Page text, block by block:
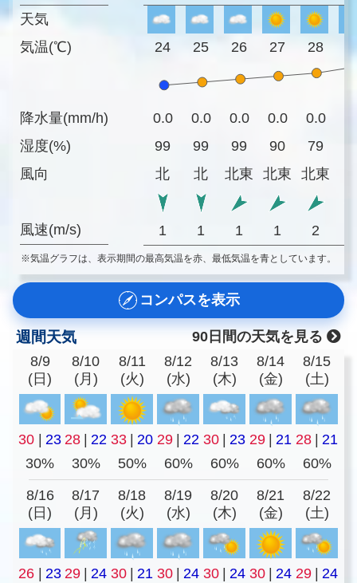
天気
気温(℃)
降水量(mm/h)
湿度(%)
風向
風速(m/s)
24 25 26 27 28
0.0 0.0 0.0 0.0 0.0
99
99 99 90 79
北
北 北東 北東 北東
1 1 1 1 2
※気温グラフは、表示期間の最高気温を赤、最低気温を青としています。
コンパスを表示
週間天気
90日間の天気を見る
8/9
(日)
8/10
(月)
8/11
(火)
8/12
(水)
8/13
(木)
8/14
(金)
8/15
(土)
30 | 23 28 | 22 33 | 20 29 | 22 30 | 23 29 | 21 28 | 21
30%
30% 50% 60% 60% 60% 60%
8/16
(日)
8/17
(月)
8/18
(火)
8/19
(水)
8/20
(木)
8/21
(金)
8/22
(土)
26 23 29 24 30 21 30 24 30 24 30 24 29
24